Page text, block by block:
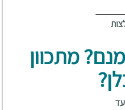
מתכוון